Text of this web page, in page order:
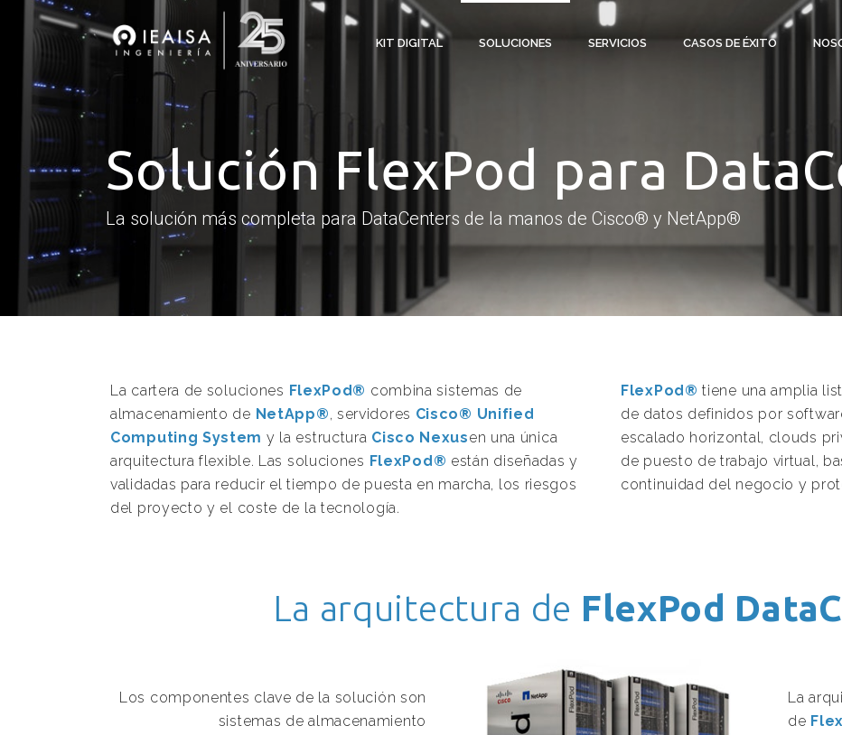
KIT DIGITAL SOLUCIONES SERVICIOS CASOS DE ÉXITO
Solución FlexPod para
La solución más completa para DataCenters de la manos de Cisco® y NetApp®
La cartera de soluciones FlexPod® combina sistemas de
almacenamiento de NetApp®, servidores Cisco® Unified
Computing System y la estructura Cisco Nexusen una única
arquitectura flexible. Las soluciones FlexPod® están diseñadas y
validadas para reducir el tiempo de puesta en marcha, los riesgos
del proyecto y el coste de la tecnología.
FlexPod® tiene una amplia
de datos definidos por
escalado horizontal, clouds
de puesto de trabajo virtual,
continuidad del negocio y
La arquitectura de FlexPod
Los componentes clave de la solución son
sistemas de almacenamiento
La
de